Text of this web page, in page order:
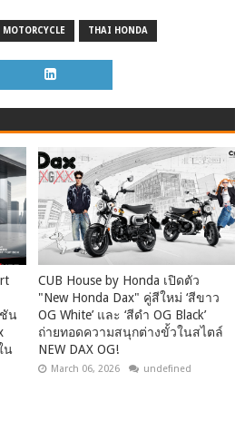
MOTORCYCLE THAI HONDA
น
น
CUB House by Honda เปิดตัว
"New Honda Dax" คู่สีใหม่ ‘สีขาว
OG White’ และ ‘สีดำ OG Black’
ถ่ายทอดความสนุกต่างขั้วในสไตล์
NEW DAX OG!
March 06, 2026 undefined